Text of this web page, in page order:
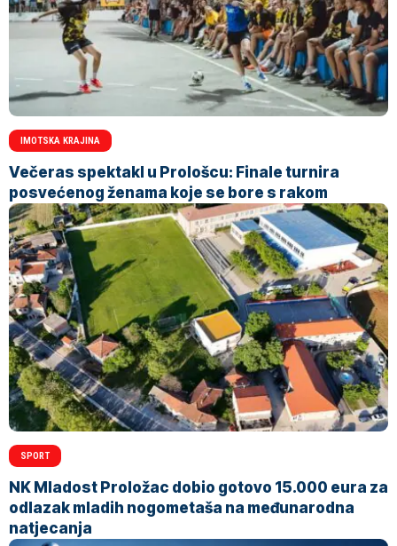
IMOTSKA KRAJINA
Večeras spektakl u Prološcu: Finale turnira
posvećenog ženama koje se bore s rakom
SPORT
NK Mladost Proložac dobio gotovo 15.000 eura za
odlazak mladih nogometaša na međunarodna
natjecanja